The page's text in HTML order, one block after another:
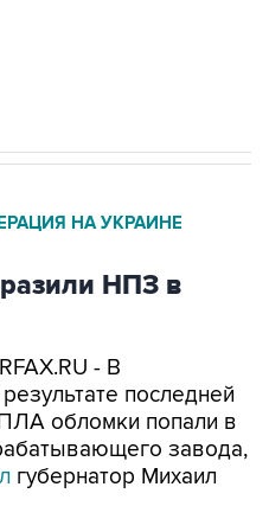
НА УКРАИНЕ
НПЗ в
- В
последней
обломки попали в
завода,
губернатор Михаил